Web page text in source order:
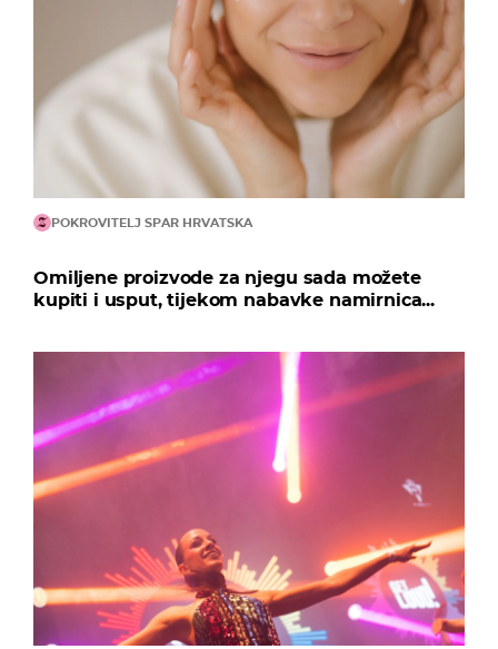
POKROVITELJ SPAR HRVATSKA
Omiljene proizvode za njegu sada možete
kupiti i usput, tijekom nabavke namirnica...